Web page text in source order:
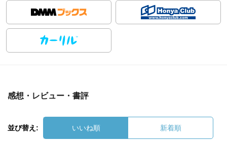
感想・レビュー・書評
並び替え: いいね順 新着順